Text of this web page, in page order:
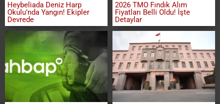
Heybeliada Deniz Harp
Okulu’nda Yangın! Ekipler
Devrede
2026 TMO Fındık Alım
Fiyatları Belli Oldu! İşte
Detaylar